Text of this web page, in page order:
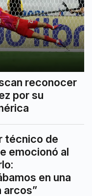
reconocer
por su
técnico de
emocionó al
en una
arcos”